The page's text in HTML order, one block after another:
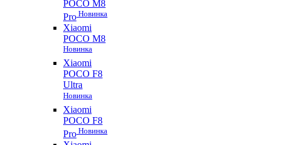
POCO M8
Pro Новинка
Xiaomi
POCO M8
Новинка
Xiaomi
POCO F8
Ultra
Новинка
Xiaomi
POCO F8
Pro Новинка